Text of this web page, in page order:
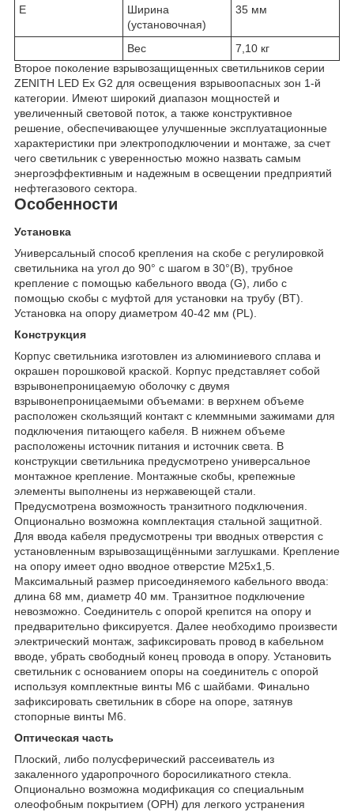
E
Ширина
(установочная)
35 мм
Вес
7,10 кг
Второе поколение взрывозащищенных светильников серии
ZENITH LED Ex G2 для освещения взрывоопасных зон 1-й
категории. Имеют широкий диапазон мощностей и
увеличенный световой поток, а также конструктивное
решение, обеспечивающее улучшенные эксплуатационные
характеристики при электроподключении и монтаже, за счет
чего светильник с уверенностью можно назвать самым
энергоэффективным и надежным в освещении предприятий
нефтегазового сектора.
Особенности
Установка
Универсальный способ крепления на скобе с регулировкой
светильника на угол до 90° с шагом в 30°(B), трубное
крепление с помощью кабельного ввода (G), либо с
помощью скобы с муфтой для установки на трубу (BT).
Установка на опору диаметром 40-42 мм (PL).
Конструкция
Корпус светильника изготовлен из алюминиевого сплава и
окрашен порошковой краской. Корпус представляет собой
взрывонепроницаемую оболочку с двумя
взрывонепроницаемыми объемами: в верхнем объеме
расположен скользящий контакт с клеммными зажимами для
подключения питающего кабеля. В нижнем объеме
расположены источник питания и источник света. В
конструкции светильника предусмотрено универсальное
монтажное крепление. Монтажные скобы, крепежные
элементы выполнены из нержавеющей стали.
Предусмотрена возможность транзитного подключения.
Опционально возможна комплектация стальной защитной.
Для ввода кабеля предусмотрены три вводных отверстия с
установленным взрывозащищёнными заглушками. Крепление
на опору имеет одно вводное отверстие М25х1,5.
Максимальный размер присоединяемого кабельного ввода:
длина 68 мм, диаметр 40 мм. Транзитное подключение
невозможно. Соединитель с опорой крепится на опору и
предварительно фиксируется. Далее необходимо произвести
электрический монтаж, зафиксировать провод в кабельном
вводе, убрать свободный конец провода в опору. Установить
светильник с основанием опоры на соединитель с опорой
используя комплектные винты М6 с шайбами. Финально
зафиксировать светильник в сборе на опоре, затянув
стопорные винты М6.
Оптическая часть
Плоский, либо полусферический рассеиватель из
закаленного ударопрочного боросиликатного стекла.
Опционально возможна модификация со специальным
олеофобным покрытием (OPH) для легкого устранения